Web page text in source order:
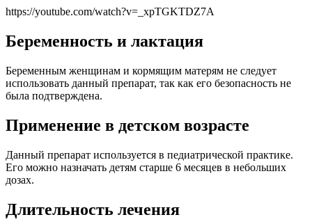
https://youtube.com/watch?v=_xpTGKTDZ7A
Беременность и лактация
Беременным женщинам и кормящим матерям не следует
использовать данный препарат, так как его безопасность не
была подтверждена.
Применение в детском возрасте
Данный препарат используется в педиатрической практике.
Его можно назначать детям старше 6 месяцев в небольших
дозах.
Длительность лечения